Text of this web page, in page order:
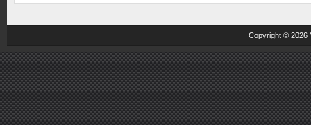
Copyright © 2026